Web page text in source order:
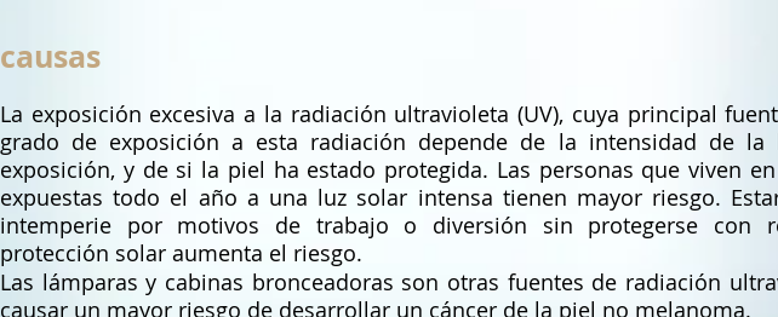
causas
La exposición excesiva a la radiación ultravioleta (UV), cuya principal
grado de exposición a esta radiación depende de la intensidad de
exposición, y de si la piel ha estado protegida. Las personas que viven
expuestas todo el año a una luz solar intensa tienen mayor riesgo.
intemperie por motivos de trabajo o diversión sin protegerse con
protección solar aumenta el riesgo.
Las lámparas y cabinas bronceadoras son otras fuentes de radiación
causar un mayor riesgo de desarrollar un cáncer de la piel no melanoma.